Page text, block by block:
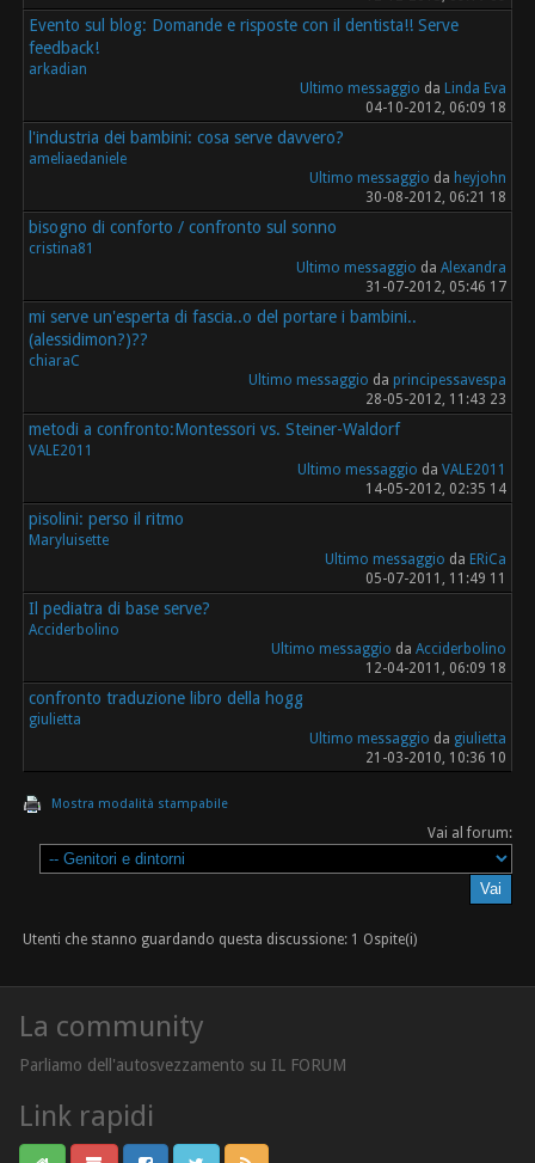
Evento sul blog: Domande e risposte con il dentista!! Serve
feedback!
arkadian
Ultimo messaggio da Linda Eva
04-10-2012, 06:09 18
l'industria dei bambini: cosa serve davvero?
ameliaedaniele
Ultimo messaggio da heyjohn
30-08-2012, 06:21 18
bisogno di conforto / confronto sul sonno
cristina81
Ultimo messaggio da Alexandra
31-07-2012, 05:46 17
mi serve un'esperta di fascia..o del portare i bambini..
(alessidimon?)??
chiaraC
Ultimo messaggio da principessavespa
28-05-2012, 11:43 23
metodi a confronto:Montessori vs. Steiner-Waldorf
VALE2011
Ultimo messaggio da VALE2011
14-05-2012, 02:35 14
pisolini: perso il ritmo
Maryluisette
Ultimo messaggio da ERiCa
05-07-2011, 11:49 11
Il pediatra di base serve?
Acciderbolino
Ultimo messaggio da Acciderbolino
12-04-2011, 06:09 18
confronto traduzione libro della hogg
giulietta
Ultimo messaggio da giulietta
21-03-2010, 10:36 10
Mostra modalità stampabile
Vai al forum:
Utenti che stanno guardando questa discussione: 1 Ospite(i)
La community
Parliamo dell'autosvezzamento su IL FORUM
Link rapidi